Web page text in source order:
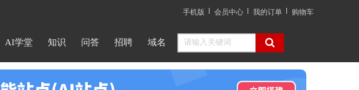
手机版 会员中心 我的订单 购物车
AI学堂 知识 问答 招聘 域名